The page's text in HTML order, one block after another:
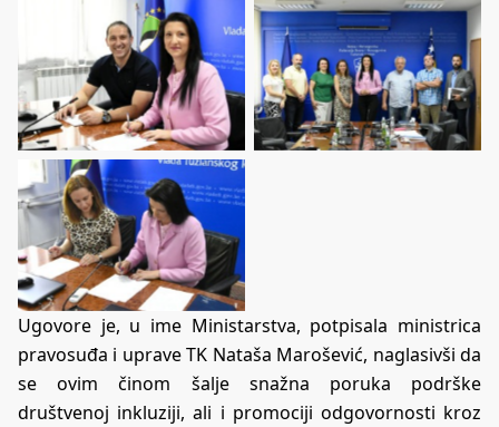
Ugovore je, u ime Ministarstva, potpisala ministrica
pravosuđa i uprave TK Nataša Marošević, naglasivši da
se ovim činom šalje snažna poruka podrške
društvenoj inkluziji, ali i promociji odgovornosti kroz